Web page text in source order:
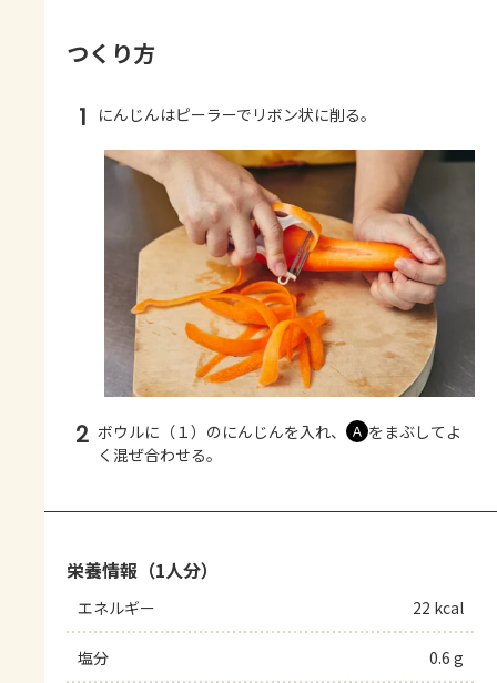
つくり方
1 にんじんはピーラーでリボン状に削る。
2 ボウルに（１）のにんじんを入れ、 Ａ をまぶしてよ
く混ぜ合わせる。
栄養情報（1人分）
エネルギー 22 kcal
塩分 0.6 g